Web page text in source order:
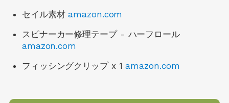
セイル素材 amazon.com
スピナーカー修理テープ - ハーフロール
amazon.com
フィッシングクリップ x 1 amazon.com